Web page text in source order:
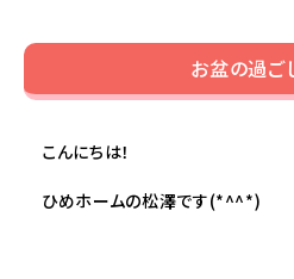
お盆の過ご
こんにちは！
ひめホームの松澤です(*^^*)